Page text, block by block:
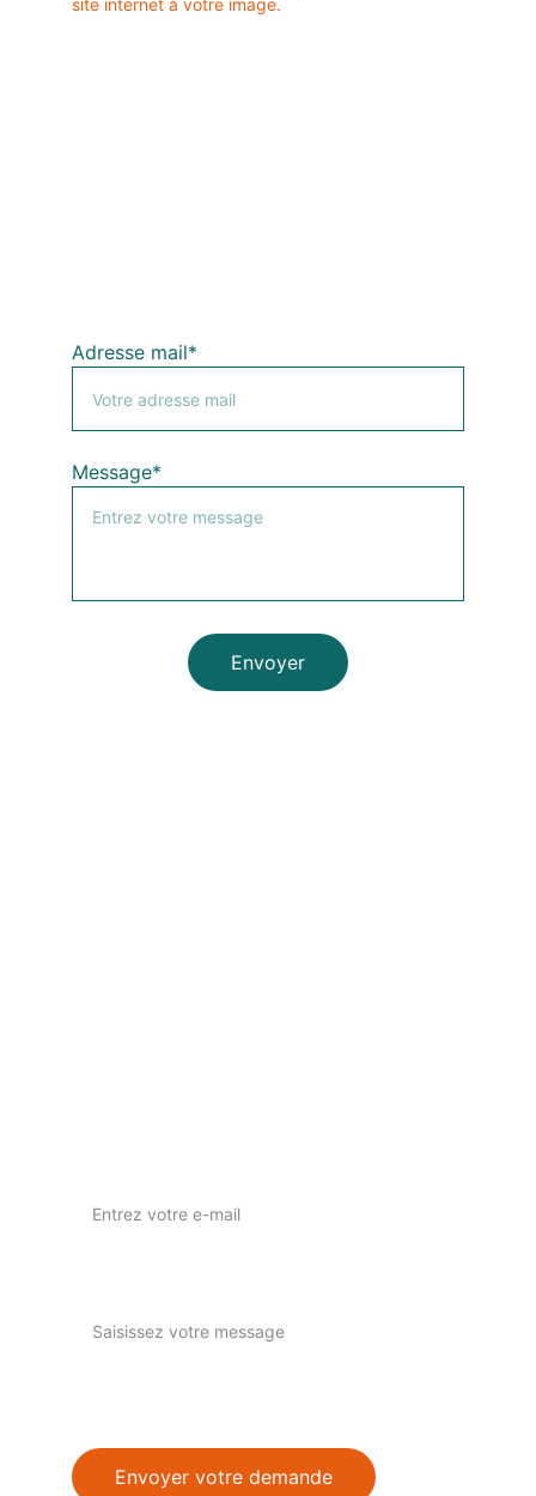
Adresse mail*
Message*
Envoyer
Envoyer votre demande